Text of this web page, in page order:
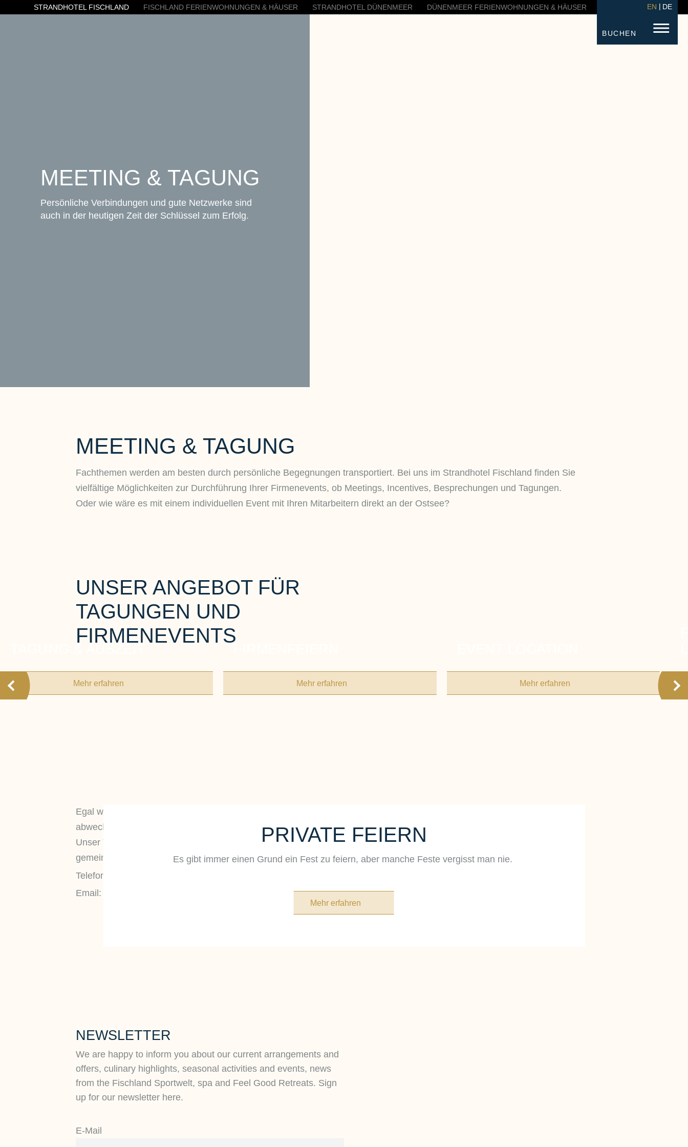
STRANDHOTEL FISCHLAND FISCHLAND FERIENWOHNUNGEN & HÄUSER STRANDHOTEL DÜNENMEER DÜNENMEER FERIENWOHNUNGEN & HÄUSER
BUCHEN
EN DE
MEETING & TAGUNG
Persönliche Verbindungen und gute Netzwerke sind
auch in der heutigen Zeit der Schlüssel zum Erfolg.
MEETING & TAGUNG
Fachthemen werden am besten durch persönliche Begegnungen transportiert. Bei uns im Strandhotel Fischland finden Sie
vielfältige Möglichkeiten zur Durchführung Ihrer Firmenevents, ob Meetings, Incentives, Besprechungen und Tagungen.
Oder wie wäre es mit einem individuellen Event mit Ihren Mitarbeitern direkt an der Ostsee?
UNSER ANGEBOT FÜR
TAGUNGEN UND
FIRMENEVENTS
Mehr erfahren Mehr erfahren Mehr erfahren
Egal welches
abwechslungsreiche Aktivitäten für Ihre Firmenveranstaltung.
Unser Veranstaltungsteam steht Ihnen jederzeit für Fragen zur Verfügung und freuen sich darauf, Ihr nächstes Firmenevent
gemeinsam mit Ihnen zu planen und durchzuführen!
Telefon:
Email:
PRIVATE FEIERN
Es gibt immer einen Grund ein Fest zu feiern, aber manche Feste vergisst man nie.
Mehr erfahren
NEWSLETTER
We are happy to inform you about our current arrangements and
offers, culinary highlights, seasonal activities and events, news
from the Fischland Sportwelt, spa and Feel Good Retreats. Sign
up for our newsletter here.
E-Mail